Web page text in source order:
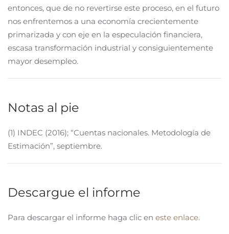
entonces, que de no revertirse este proceso, en el futuro
nos enfrentemos a una economía crecientemente
primarizada y con eje en la especulación financiera,
escasa transformación industrial y consiguientemente
mayor desempleo.
Notas al pie
(1) INDEC (2016); “Cuentas nacionales. Metodología de
Estimación”, septiembre.
Descargue el informe
Para descargar el informe haga clic en este enlace.